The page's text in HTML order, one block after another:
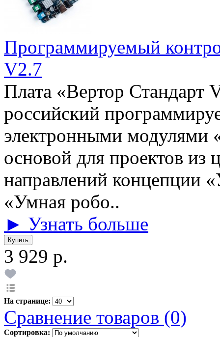
Программируемый
V2.7
Плата «Вертор Стандарт
российский
электронными модулями
основой для проектов из
направлений концепции
«Умная робо..
► Узнать больше
3 929 р.
На странице:
Сравнение товаров (0)
Сортировка: